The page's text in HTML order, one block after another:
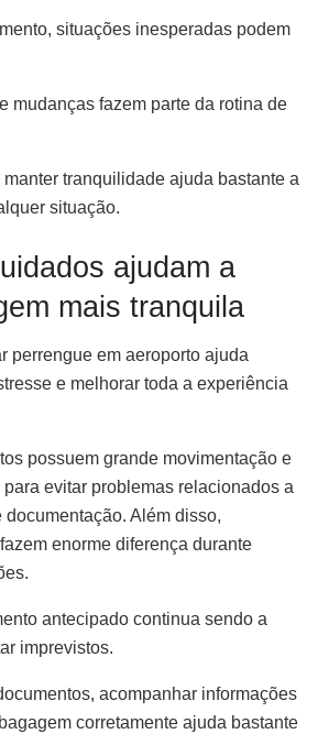
situações inesperadas podem
mudanças fazem parte da rotina de
tranquilidade ajuda bastante a
situação.
ajudam a
mais tranquila
perrengue em aeroporto ajuda
e melhorar toda a experiência
possuem grande movimentação e
evitar problemas relacionados a
documentação. Além disso,
enorme diferença durante
antecipado continua sendo a
imprevistos.
acompanhar informações
corretamente ajuda bastante